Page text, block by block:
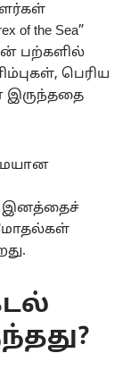
the Sea”
பற்களில்
பெரிய
இருந்ததை
இனத்தைச்
மோதல்கள்